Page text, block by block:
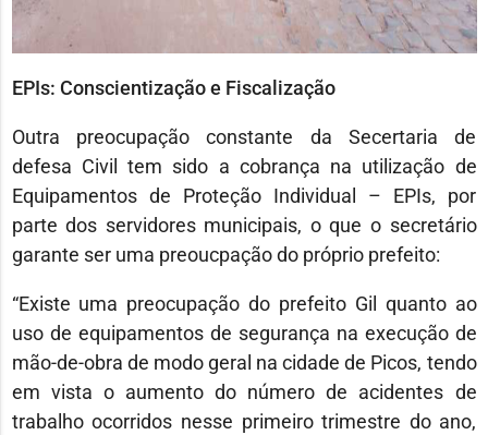
EPIs: Conscientização e Fiscalização
Outra preocupação constante da Secertaria de
defesa Civil tem sido a cobrança na utilização de
Equipamentos de Proteção Individual – EPIs, por
parte dos servidores municipais, o que o secretário
garante ser uma preoucpação do próprio prefeito:
“Existe uma preocupação do prefeito Gil quanto ao
uso de equipamentos de segurança na execução de
mão-de-obra de modo geral na cidade de Picos, tendo
em vista o aumento do número de acidentes de
trabalho ocorridos nesse primeiro trimestre do ano,